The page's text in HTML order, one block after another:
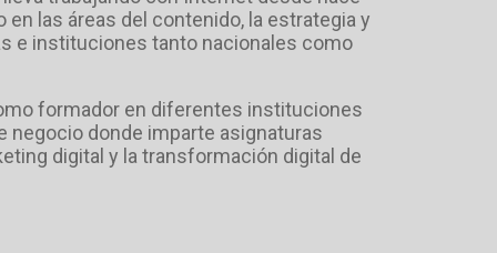
en las áreas del contenido, la estrategia y
e instituciones tanto nacionales como
formador en diferentes instituciones
negocio donde imparte asignaturas
digital y la transformación digital de